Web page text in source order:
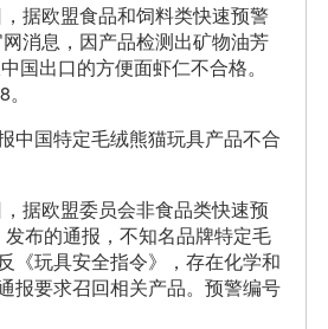
据欧盟食品和饲料类快速预警
消息，因产品检测出矿物油芳
国出口的方便面虾仁不合格。
中国特定毛绒熊猫玩具产品不合
据欧盟委员会非食品类快速预
布的通报，不知名品牌特定毛
《玩具安全指令》，存在化学和
报要求召回相关产品。预警编号